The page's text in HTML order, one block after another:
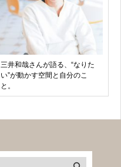
三井和哉さんが語る、“なりた
い”が動かす空間と自分のこ
と。